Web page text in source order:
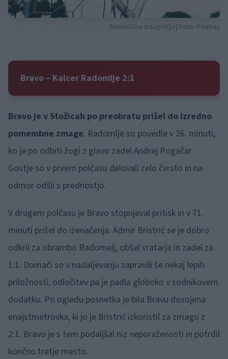
Simbolična fotografija | Foto: Pixabay
Bravo – Kalcer Radomlje 2:1
Bravo je v Stožicah po preobratu prišel do izredno
pomembne zmage. Radomlje so povedle v 26. minuti,
ko je po odbiti žogi z glavo zadel Andrej Pogačar.
Gostje so v prvem polčasu delovali zelo čvrsto in na
odmor odšli s prednostjo.
V drugem polčasu je Bravo stopnjeval pritisk in v 71.
minuti prišel do izenačenja. Admir Bristrić se je dobro
odkril za obrambo Radomelj, obšel vratarja in zadel za
1:1. Domači so v nadaljevanju zapravili še nekaj lepih
priložnosti, odločitev pa je padla globoko v sodnikovem
dodatku. Po ogledu posnetka je bila Bravu dosojena
enajstmetrovka, ki jo je Bristrić izkoristil za zmago z
2:1. Bravo je s tem podaljšal niz neporaženosti in potrdil
končno tretje mesto.